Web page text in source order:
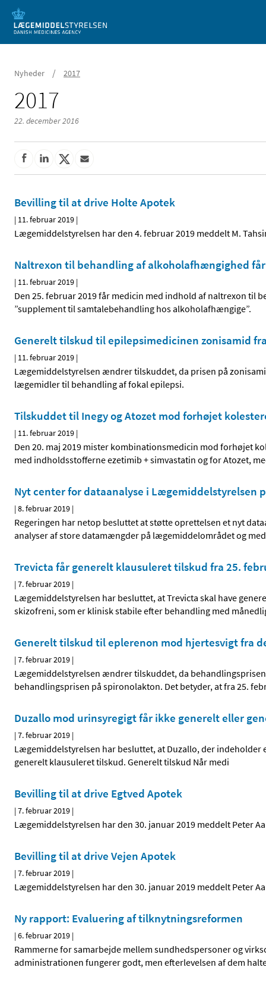
Mobil visning
Nyheder / 2017
2017
22. december 2016
Bevilling til at drive Holte Apotek
| 11. februar 2019 |
Lægemiddelstyrelsen har den 4. februar 2019 meddelt M.
Naltrexon til behandling af alkoholafhængighed
| 11. februar 2019 |
Den 25. februar 2019 får medicin med indhold af naltrexon
”supplement til samtalebehandling hos alkoholafhængige”.
Generelt tilskud til epilepsimedicinen zonisamid
| 11. februar 2019 |
Lægemiddelstyrelsen ændrer tilskuddet, da prisen på
lægemidler til behandling af fokal epilepsi.
Tilskuddet til Inegy og Atozet mod forhøjet
| 11. februar 2019 |
Den 20. maj 2019 mister kombinationsmedicin mod forhøjet
med indholdsstofferne ezetimib + simvastatin og for Atozet,
Nyt center for dataanalyse i Lægemiddelstyrelsen
|8. februar 2019 |
Regeringen har netop besluttet at støtte oprettelsen et nyt
analyser af store datamængder på lægemiddelområdet og
Trevicta får generelt klausuleret tilskud fra 25.
|7. februar 2019 |
Lægemiddelstyrelsen har besluttet, at Trevicta skal have
skizofreni, som er klinisk stabile efter behandling med
Generelt tilskud til eplerenon mod hjertesvigt fra
|7. februar 2019 |
Lægemiddelstyrelsen ændrer tilskuddet, da
behandlingsprisen på spironolakton. Det betyder, at fra 25.
Duzallo mod urinsyregigt får ikke generelt eller
|7. februar 2019 |
Lægemiddelstyrelsen har besluttet, at Duzallo, der
generelt klausuleret tilskud. Generelt tilskud Når medi
Bevilling til at drive Egtved Apotek
|7. februar 2019 |
Lægemiddelstyrelsen har den 30. januar 2019 meddelt Peter
Bevilling til at drive Vejen Apotek
|7. februar 2019 |
Lægemiddelstyrelsen har den 30. januar 2019 meddelt Peter
Ny rapport: Evaluering af tilknytningsreformen
|6. februar 2019 |
Rammerne for samarbejde mellem sundhedspersoner og
administrationen fungerer godt, men efterlevelsen af dem